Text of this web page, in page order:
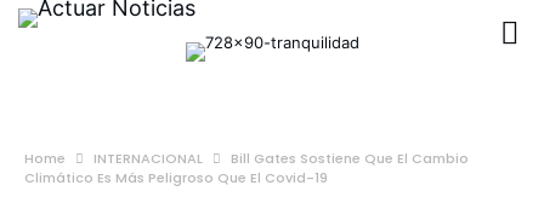
Home INTERNACIONAL
Bill Gates Sostiene Que El Cambio
Climático Es Más Peligroso Que El Covid-19